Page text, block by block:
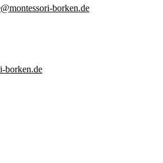
borken.de
borken.de